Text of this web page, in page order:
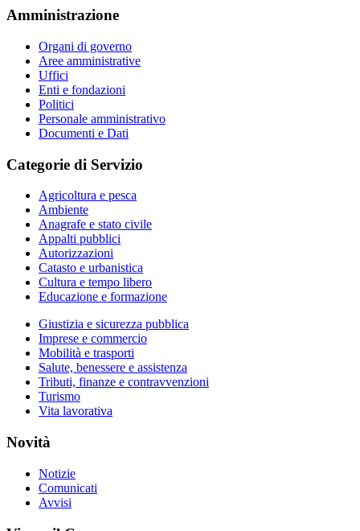
Amministrazione
Organi di governo
Aree amministrative
Uffici
Enti e fondazioni
Politici
Personale amministrativo
Documenti e Dati
Categorie di Servizio
Agricoltura e pesca
Ambiente
Anagrafe e stato civile
Appalti pubblici
Autorizzazioni
Catasto e urbanistica
Cultura e tempo libero
Educazione e formazione
Giustizia e sicurezza pubblica
Imprese e commercio
Mobilità e trasporti
Salute, benessere e assistenza
Tributi, finanze e contravvenzioni
Turismo
Vita lavorativa
Novità
Notizie
Comunicati
Avvisi